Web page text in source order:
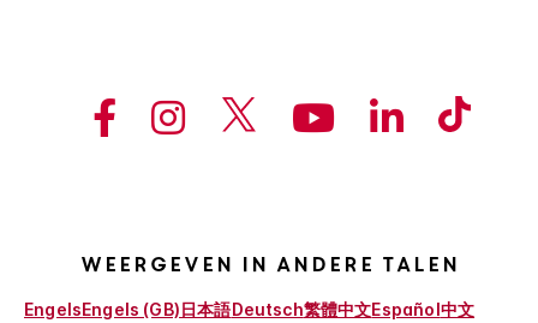
Weergeven in andere talen
EngelsEngels (GB)日本語Deutsch繁體中文Español中文